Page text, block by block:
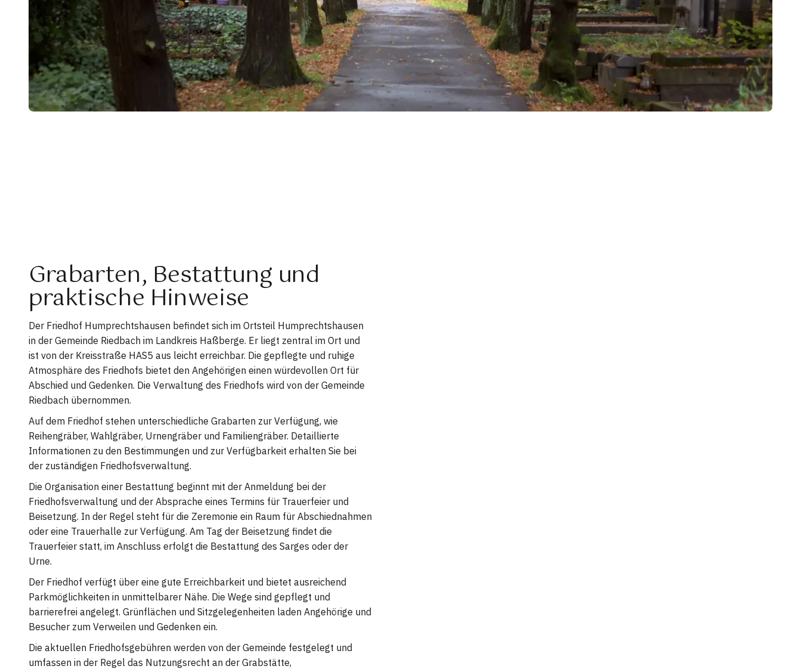
Grabarten, Bestattung und
praktische Hinweise
Der Friedhof Humprechtshausen befindet sich im Ortsteil Humprechtshausen
in der Gemeinde Riedbach im Landkreis Haßberge. Er liegt zentral im Ort und
ist von der Kreisstraße HAS5 aus leicht erreichbar. Die gepflegte und ruhige
Atmosphäre des Friedhofs bietet den Angehörigen einen würdevollen Ort für
Abschied und Gedenken. Die Verwaltung des Friedhofs wird von der Gemeinde
Riedbach übernommen.
Auf dem Friedhof stehen unterschiedliche Grabarten zur Verfügung, wie
Reihengräber, Wahlgräber, Urnengräber und Familiengräber. Detaillierte
Informationen zu den Bestimmungen und zur Verfügbarkeit erhalten Sie bei
der zuständigen Friedhofsverwaltung.
Die Organisation einer Bestattung beginnt mit der Anmeldung bei der
Friedhofsverwaltung und der Absprache eines Termins für Trauerfeier und
Beisetzung. In der Regel steht für die Zeremonie ein Raum für Abschiednahmen
oder eine Trauerhalle zur Verfügung. Am Tag der Beisetzung findet die
Trauerfeier statt, im Anschluss erfolgt die Bestattung des Sarges oder der
Urne.
Der Friedhof verfügt über eine gute Erreichbarkeit und bietet ausreichend
Parkmöglichkeiten in unmittelbarer Nähe. Die Wege sind gepflegt und
barrierefrei angelegt. Grünflächen und Sitzgelegenheiten laden Angehörige und
Besucher zum Verweilen und Gedenken ein.
Die aktuellen Friedhofsgebühren werden von der Gemeinde festgelegt und
umfassen in der Regel das Nutzungsrecht an der Grabstätte,